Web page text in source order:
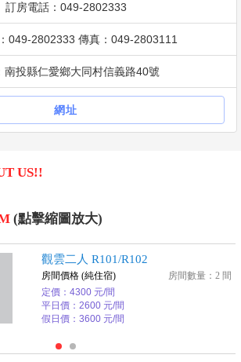
訂房電話：049-2802333
049-2802333 傳真：049-2803111
南投縣仁愛鄉大同村信義路40號
網址
US!!
(點擊縮圖放大)
觀雲二人 R101/R102
房間數量：2 間
房間價格 (純住宿)
定價：4300 元/間
平日價：2600 元/間
假日價：3600 元/間